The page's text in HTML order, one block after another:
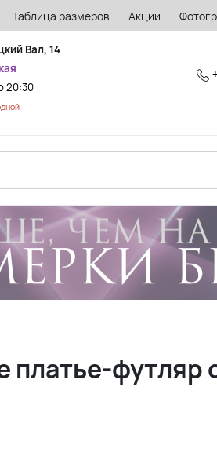
Таблица размеров Акции
Вал, 14
20:30
футляр